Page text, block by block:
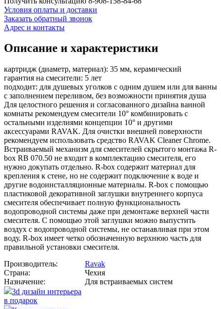
Условия оплаты и доставки
Заказать обратный звонок
Адрес и контакты
Описание и характеристики
картридж (диаметр, материал): 35 мм, керамический
гарантия на смесители: 5 лет
подходит: для душевых уголков с одним душем или для ванны
с заполнением переливом, без возможности принятия душа
Для целостного решения и согласованного дизайна ванной
комнаты рекомендуем смесители 10° комбинировать с
остальными изделиями концепции 10° и другими
аксессуарами RAVAK. Для очистки внешней поверхности
рекомендуем использовать средство RAVAK Cleaner Chrome.
Встраиваемый механизм для смесителей скрытого монтажа R-
box RB 070.50 не входит в комплектацию смесителя, его
нужно докупать отдельно. R-box содержит материал для
крепления к стене, но не содержит подключение к воде и
другие водоинсталляционные материалы. R-box c помощью
пластиковой декоративной заглушки внутреннего корпуса
смесителя обеспечивает полную функциональность
водопроводной системы даже при демонтаже верхней части
смесителя. С помощью этой заглушки можно выпустить
воздух с водопроводной системы, не останавливая при этом
воду. R-box имеет четко обозначенную верхнюю часть для
правильной установки смесителя.
Производитель:
Ravak
Страна:
Чехия
Назначение:
Для встраиваемых систем
3d дизайн интерьера
в подарок